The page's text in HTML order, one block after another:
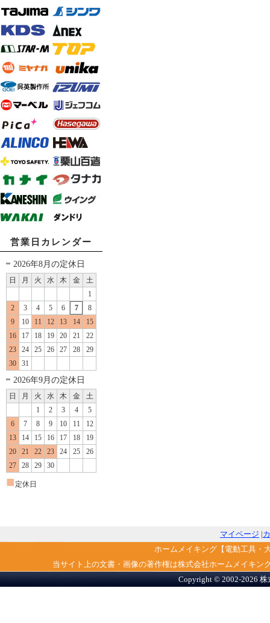
営業日カレンダー
2026年8月の定休日
日 月 火 水 木 金
土
1
2
3 4 5 6 7
8
9
10 11 12 13 14
15
16
17 18 19 20 21
22
23
24 25 26 27 28
29
30
31
2026年9月の定休日
日 月 火 水 木 金
土
1
2 3 4
5
6
7 8 9 10 11
12
13
14 15 16 17 18
19
20
21 22 23 24 25
26
27
28 29 30
■ 定休日
マイページ |
ホームメイキング【電動工具・
当サイト上の文書・画像の著作権は株式会社ホームメイキ
Copyright © 2002-2026